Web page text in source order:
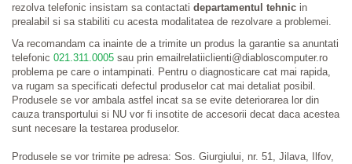
rezolva telefonic insistam sa contactati departamentul tehnic in
prealabil si sa stabiliti cu acesta modalitatea de rezolvare a problemei.
Va recomandam ca inainte de a trimite un produs la garantie sa anuntati
telefonic 021.311.0005 sau prin emailrelatiiclienti@diabloscomputer.ro
problema pe care o intampinati. Pentru o diagnosticare cat mai rapida,
va rugam sa specificati defectul produselor cat mai detaliat posibil.
Produsele se vor ambala astfel incat sa se evite deteriorarea lor din
cauza transportului si NU vor fi insotite de accesorii decat daca acestea
sunt necesare la testarea produselor.
Produsele se vor trimite pe adresa: Sos. Giurgiului, nr. 51, Jilava, Ilfov,